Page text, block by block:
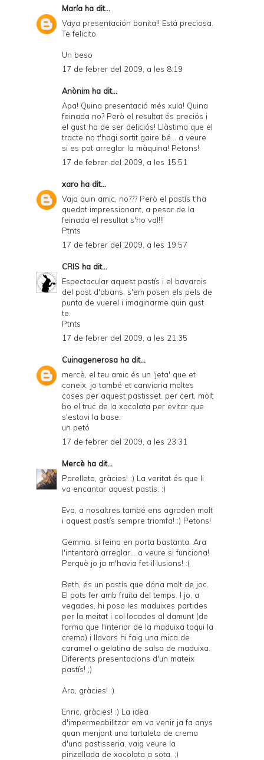
María ha dit...
Vaya presentación bonita!! Está preciosa.
Te felicito.
Un beso
17 de febrer del 2009, a les 8:19
Anònim ha dit...
Apa! Quina presentació més xula! Quina
feinada no? Però el resultat és preciós i
el gust ha de ser deliciós! Llàstima que el
tracte no t'hagi sortit gaire bé... a veure
si es pot arreglar la màquina! Petons!
17 de febrer del 2009, a les 15:51
xaro ha dit...
Vaja quin amic, no??? Però el pastís t'ha
quedat impressionant, a pesar de la
feinada el resultat s'ho val!!!
Ptnts
17 de febrer del 2009, a les 19:57
CRIS ha dit...
Espectacular aquest pastís i el bavarois
del post d'abans, s'em posen els pels de
punta de vuerel i imaginarme quin gust
te.
Ptnts
17 de febrer del 2009, a les 21:35
Cuinagenerosa ha dit...
mercè, el teu amic és un 'jeta' que et
coneix, jo també et canviaria moltes
coses per aquest pastisset. per cert, molt
bo el truc de la xocolata per evitar que
s'estovi la base.
un petó
17 de febrer del 2009, a les 23:31
Mercè ha dit...
Parelleta, gràcies! :) La veritat és que li
va encantar aquest pastís. :)
Eva, a nosaltres també ens agraden molt
i aquest pastís sempre triomfa! :) Petons!
Gemma, si feina en porta bastanta. Ara
l'intentarà arreglar... a veure si funciona!
Perquè jo ja m'havia fet il·lusions! :(
Beth, és un pastís que dóna molt de joc.
El pots fer amb fruita del temps. I jo, a
vegades, hi poso les maduixes partides
per la meitat i col·locades al damunt (de
forma que l'interior de la maduixa toqui la
crema) i llavors hi faig una mica de
caramel o gelatina de salsa de maduixa.
Diferents presentacions d'un mateix
pastís! ;)
Ara, gràcies! :)
Enric, gràcies! :) La idea
d'impermeabilitzar em va venir ja fa anys
quan menjant una tartaleta de crema
d'una pastisseria, vaig veure la
pinzellada de xocolata a sota. ;)